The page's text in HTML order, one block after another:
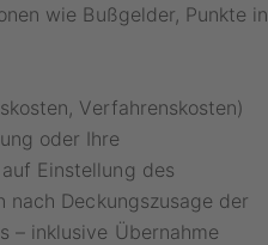
wie Bußgelder, Punkte in
Verfahrenskosten)
oder Ihre
Einstellung des
Deckungszusage der
– inklusive Übernahme